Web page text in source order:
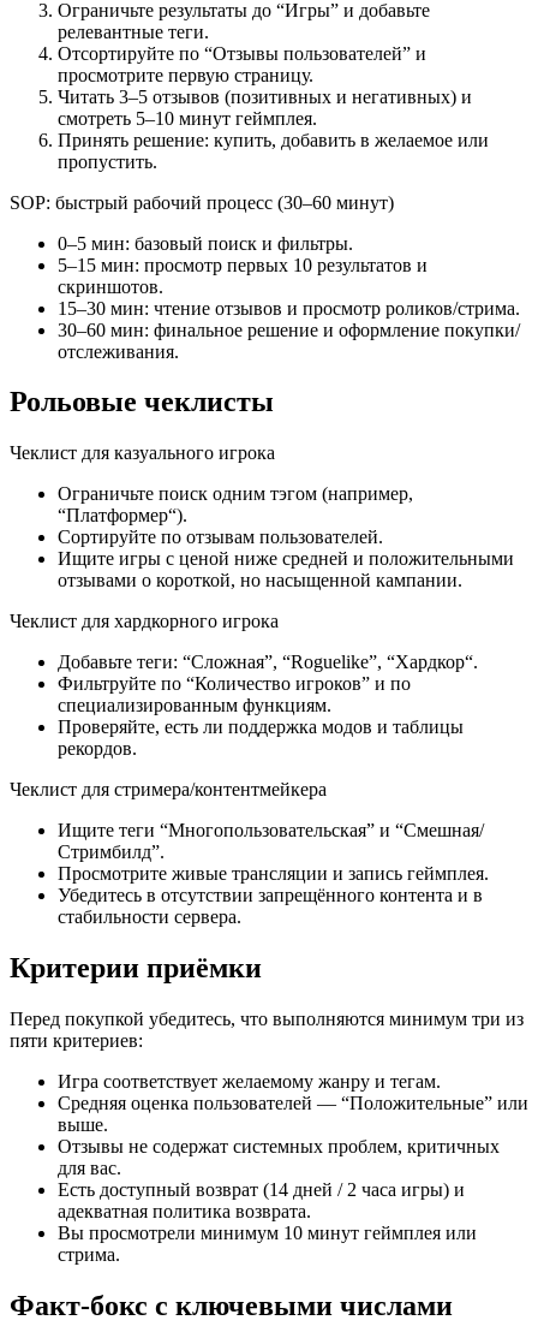
Ограничьте результаты до “Игры” и добавьте
релевантные теги.
Отсортируйте по “Отзывы пользователей” и
просмотрите первую страницу.
Читать 3–5 отзывов (позитивных и негативных) и
смотреть 5–10 минут геймплея.
Принять решение: купить, добавить в желаемое или
пропустить.
SOP: быстрый рабочий процесс (30–60 минут)
0–5 мин: базовый поиск и фильтры.
5–15 мин: просмотр первых 10 результатов и
скриншотов.
15–30 мин: чтение отзывов и просмотр роликов/стрима.
30–60 мин: финальное решение и оформление покупки/
отслеживания.
Рольовые чеклисты
Чеклист для казуального игрока
Ограничьте поиск одним тэгом (например,
“Платформер“).
Сортируйте по отзывам пользователей.
Ищите игры с ценой ниже средней и положительными
отзывами о короткой, но насыщенной кампании.
Чеклист для хардкорного игрока
Добавьте теги: “Сложная”, “Roguelike”, “Хардкор“.
Фильтруйте по “Количество игроков” и по
специализированным функциям.
Проверяйте, есть ли поддержка модов и таблицы
рекордов.
Чеклист для стримера/контентмейкера
Ищите теги “Многопользовательская” и “Смешная/
Стримбилд”.
Просмотрите живые трансляции и запись геймплея.
Убедитесь в отсутствии запрещённого контента и в
стабильности сервера.
Критерии приёмки
Перед покупкой убедитесь, что выполняются минимум три из
пяти критериев:
Игра соответствует желаемому жанру и тегам.
Средняя оценка пользователей — “Положительные” или
выше.
Отзывы не содержат системных проблем, критичных
для вас.
Есть доступный возврат (14 дней / 2 часа игры) и
адекватная политика возврата.
Вы просмотрели минимум 10 минут геймплея или
стрима.
Факт‑бокс с ключевыми числами